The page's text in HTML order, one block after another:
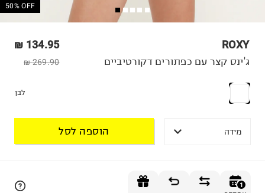
50% OFF
ROXY
134.95 ₪
269.90 ₪ ג'ינס קצר עם כפתורים דקורטיביים
לבן
מידה הוספה לסל
1